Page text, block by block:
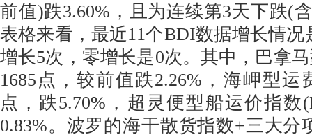
前值)跌3.60%，且为连续第3天下跌(
表格来看，最近11个BDI数据增长情况
增长5次，零增长是0次。其中，巴拿
1685点，较前值跌2.26%，海岬型运
点，跌5.70%，超灵便型船运价指数
0.83%。波罗的海干散货指数+三大分